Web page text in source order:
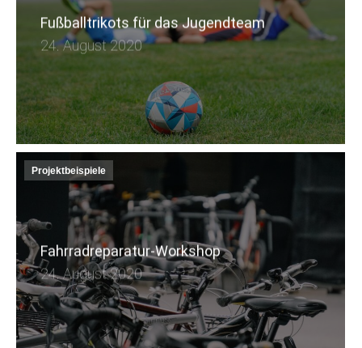
Fußballtrikots für das Jugendteam
24. August 2020
Projektbeispiele
Fahrradreparatur-Workshop
24. August 2020